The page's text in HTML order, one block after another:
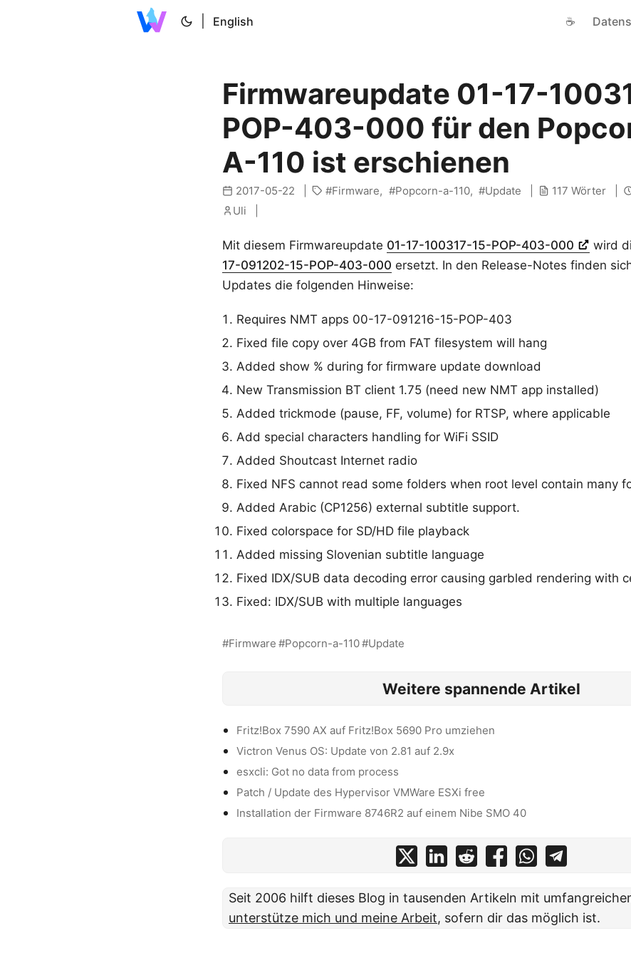
English ☕
Firmwareupdate 01-17-
POP-403-000 für den
A-110 ist erschienen
2017-05-22 Firmware Popcorn-a-110 Update 117 Wörter
Uli
Mit diesem Firmwareupdate 01-17-100317-15-POP-403-000 wird
17-091202-15-POP-403-000 ersetzt. In den Release-Notes finden
Updates die folgenden Hinweise:
Requires NMT apps 00-17-091216-15-POP-403
Fixed file copy over 4GB from FAT filesystem will hang
Added show % during for firmware update download
New Transmission BT client 1.75 (need new NMT app installed)
Added trickmode (pause, FF, volume) for RTSP, where applicable
Add special characters handling for WiFi SSID
Added Shoutcast Internet radio
Fixed NFS cannot read some folders when root level contain many
Added Arabic (CP1256) external subtitle support.
Fixed colorspace for SD/HD file playback
Added missing Slovenian subtitle language
Fixed IDX/SUB data decoding error causing garbled rendering with
Fixed: IDX/SUB with multiple languages
Firmware Popcorn-a-110 Update
Weitere spannende Artikel
Fritz!Box 7590 AX auf Fritz!Box 5690 Pro umziehen
Victron Venus OS: Update von 2.81 auf 2.9x
esxcli: Got no data from process
Patch / Update des Hypervisor VMWare ESXi free
Installation der Firmware 8746R2 auf einem Nibe SMO 40
Seit 2006 hilft dieses Blog in tausenden Artikeln mit
unterstütze mich und meine Arbeit, sofern dir das möglich ist.